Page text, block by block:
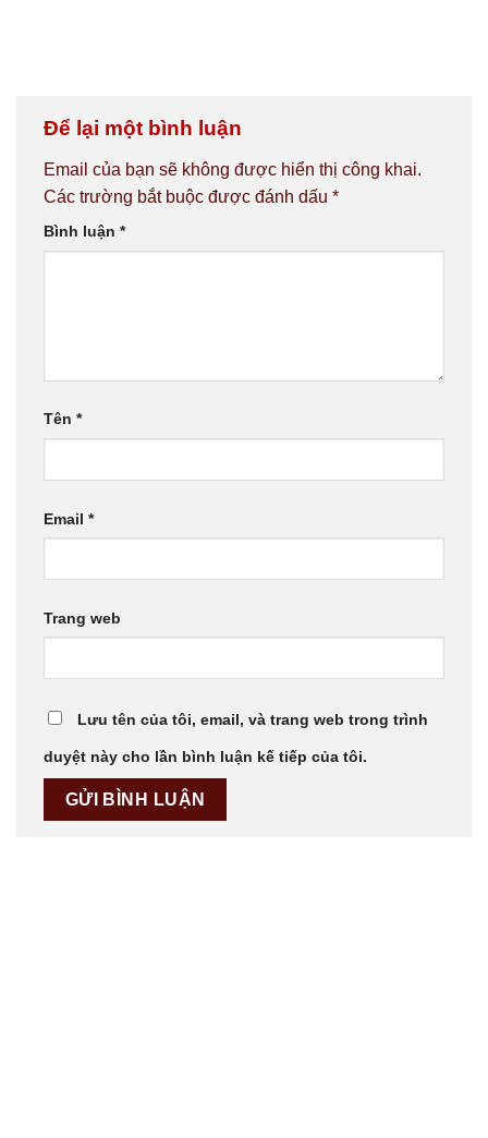
Để lại một bình luận
Email của bạn sẽ không được hiển thị công khai.
Các trường bắt buộc được đánh dấu *
Bình luận *
Tên *
Email *
Trang web
Lưu tên của tôi, email, và trang web trong trình
duyệt này cho lần bình luận kế tiếp của tôi.